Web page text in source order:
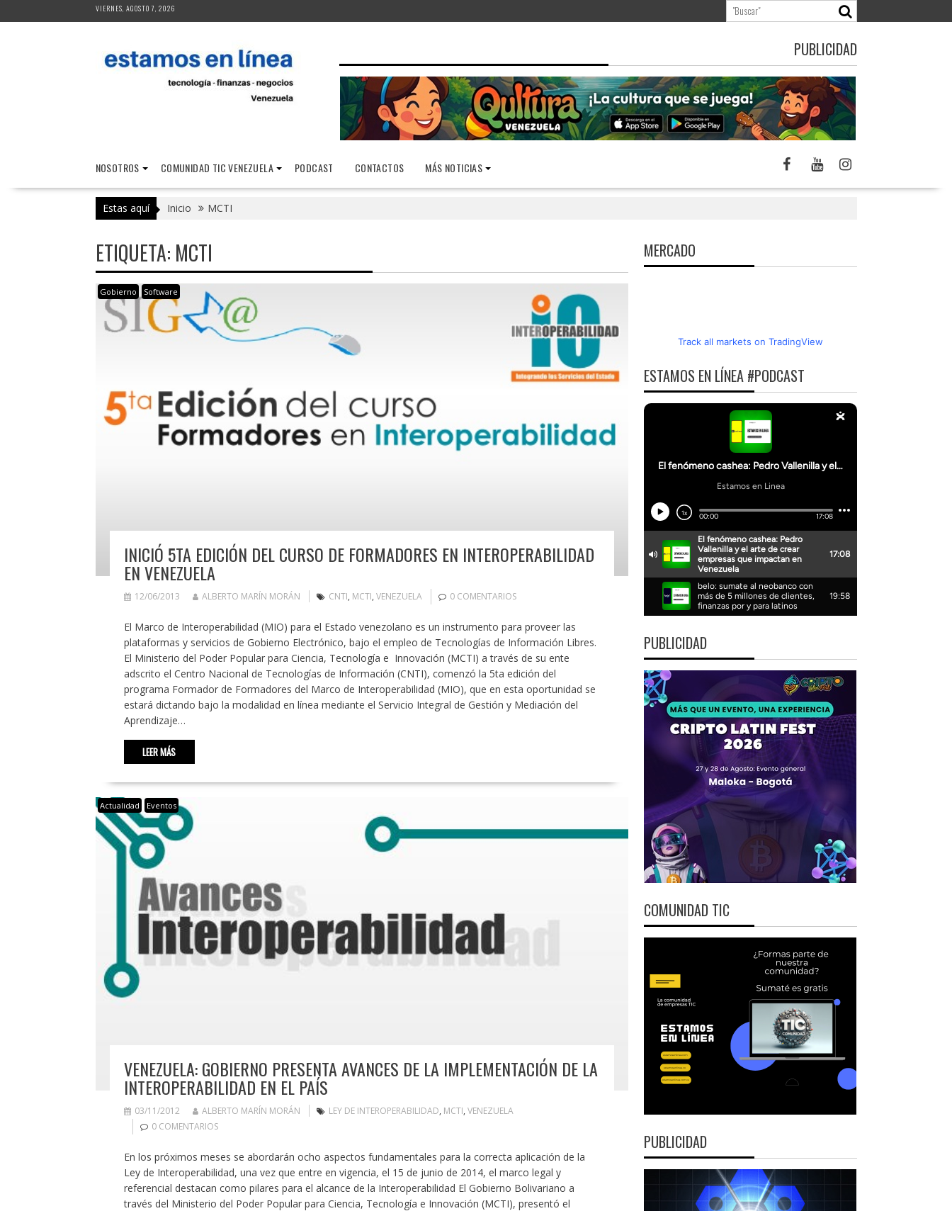
al
VIERNES, AGOSTO 7, 2026
PUBLICIDAD
NOSOTROS COMUNIDAD TIC VENEZUELA PODCAST CONTACTOS MÁS NOTICIAS
Estas aquí Inicio MCTI
ETIQUETA: MCTI
Gobierno Software
INICIÓ 5TA EDICIÓN DEL CURSO DE FORMADORES EN INTEROPERABILIDAD
EN VENEZUELA
12/06/2013 ALBERTO MARÍN MORÁN CNTI, MCTI, VENEZUELA 0 COMENTARIOS
El Marco de Interoperabilidad (MIO) para el Estado venezolano es un instrumento para proveer las
plataformas y servicios de Gobierno Electrónico, bajo el empleo de Tecnologías de Información Libres.
El Ministerio del Poder Popular para Ciencia, Tecnología e Innovación (MCTI) a través de su ente
adscrito el Centro Nacional de Tecnologías de Información (CNTI), comenzó la 5ta edición del
programa Formador de Formadores del Marco de Interoperabilidad (MIO), que en esta oportunidad se
estará dictando bajo la modalidad en línea mediante el Servicio Integral de Gestión y Mediación del
Aprendizaje…
LEER MÁS
Actualidad Eventos
VENEZUELA: GOBIERNO PRESENTA AVANCES DE LA IMPLEMENTACIÓN DE LA
INTEROPERABILIDAD EN EL PAÍS
03/11/2012 ALBERTO MARÍN MORÁN LEY DE INTEROPERABILIDAD, MCTI, VENEZUELA
0 COMENTARIOS
En los próximos meses se abordarán ocho aspectos fundamentales para la correcta aplicación de la
Ley de Interoperabilidad, una vez que entre en vigencia, el 15 de junio de 2014, el marco legal y
referencial destacan como pilares para el alcance de la Interoperabilidad El Gobierno Bolivariano a
través del Ministerio del Poder Popular para Ciencia, Tecnología e Innovación (MCTI), presentó el
MERCADO
Track all markets on TradingView
ESTAMOS EN LÍNEA #PODCAST
PUBLICIDAD
COMUNIDAD TIC
PUBLICIDAD